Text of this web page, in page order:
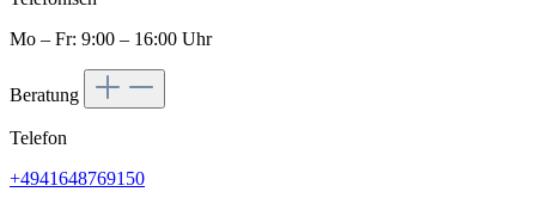
Mo – Fr: 9:00 – 16:00 Uhr
Beratung
Telefon
+4941648769150